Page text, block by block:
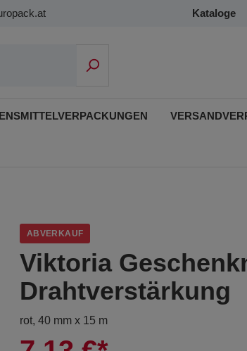
Kataloge
ABVERKAUF
Viktoria
Drahtverstärkung
rot, 40 mm x 15 m